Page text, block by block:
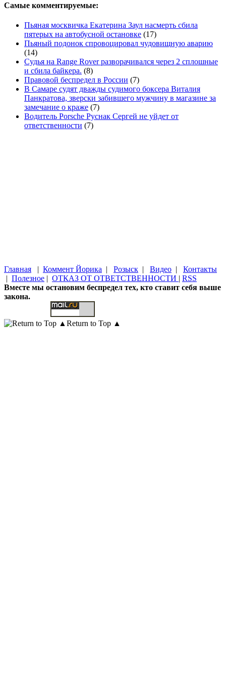
Самые комментируемые:
Пьяная москвичка Екатерина Заул насмерть сбила
пятерых на автобусной остановке (17)
Пьяный подонок спровоцировал чудовищную аварию
(14)
Судья на Range Rover разворачивался через 2 сплошные
и сбила байкера. (8)
Правовой беспредел в России (7)
В Самаре судят дважды судимого боксера Виталия
Панкратова, зверски забившего мужчину в магазине за
замечание о краже (7)
Водитель Porsche Руснак Сергей не уйдет от
ответственности (7)
Главная | Коммент Йорика | Розыск | Видео | Контакты
| Полезное | ОТКАЗ ОТ ОТВЕТСТВЕННОСТИ | RSS
Вместе мы остановим беспредел тех, кто ставит себя выше
закона.
Return to Top ▲